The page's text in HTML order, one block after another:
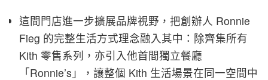
這間門店進一步擴展品牌視野，把創辦人 Ronnie
Fieg 的完整生活方式理念融入其中：除齊集所有
Kith 零售系列，亦引入他首間獨立餐廳
「Ronnie’s」，讓整個 Kith 生活場景在同一空間中